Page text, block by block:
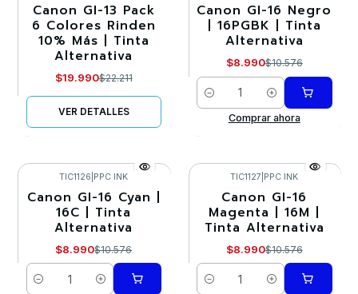
-10%
Agotado
Canon GI-13 Pack
6 Colores Rinden
10% Más | Tinta
Alternativa
$19.990$22.211
VER DETALLES
-15%
Canon GI-16 Negro
| 16PGBK | Tinta
Alternativa
$8.990$10.576
Cantidad
Comprar ahora
-15%
TIC1126 PPC INK
Canon GI-16 Cyan |
16C | Tinta
Alternativa
$8.990$10.576
Cantidad
-15%
TIC1127 PPC INK
Canon GI-16
Magenta | 16M |
Tinta Alternativa
$8.990$10.576
Cantidad